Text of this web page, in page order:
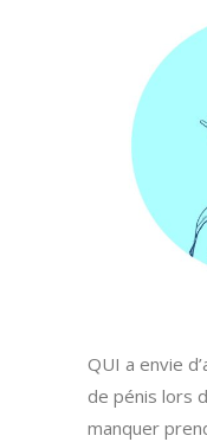
QUI a envie
de pénis lors
manquer